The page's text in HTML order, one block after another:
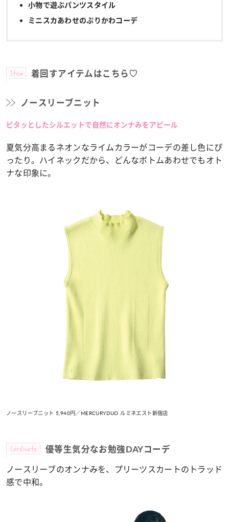
小物で遊ぶパンツスタイル
ミニスカあわせのぷりかわコーデ
Item 着回すアイテムはこちら♡
ノースリーブニット
ピタッとしたシルエットで自然にオンナみをアピール
夏気分高まるネオンなライムカラーがコーデの差し色にぴ
ったり。ハイネックだから、どんなボトムあわせでもオト
ナな印象に。
ノースリーブニット 5,940円／MERCURYDUO ルミネエスト新宿店
Cordinate 優等生気分なお勉強DAYコーデ
ノースリーブのオンナみを、プリーツスカートのトラッド
感で中和。